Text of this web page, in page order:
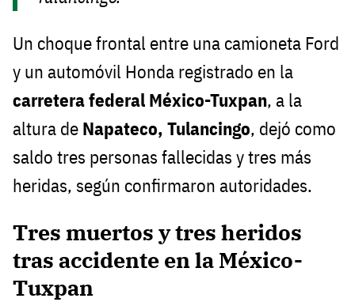
Un choque frontal entre una camioneta Ford
y un automóvil Honda registrado en la
carretera federal México-Tuxpan, a la
altura de Napateco, Tulancingo, dejó como
saldo tres personas fallecidas y tres más
heridas, según confirmaron autoridades.
Tres muertos y tres heridos
tras accidente en la México-
Tuxpan